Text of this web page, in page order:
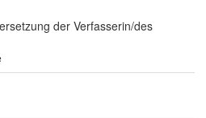
der Verfasserin/des